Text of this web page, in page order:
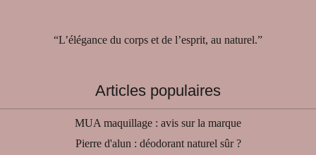
“L’élégance du corps et de l’esprit, au naturel.”
Articles populaires
MUA maquillage : avis sur la marque
Pierre d'alun : déodorant naturel sûr ?